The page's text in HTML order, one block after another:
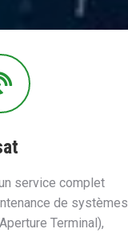
service complet
de systèmes
Terminal),